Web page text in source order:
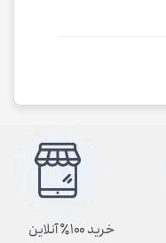
خرید ۱۰۰٪ آنلاین